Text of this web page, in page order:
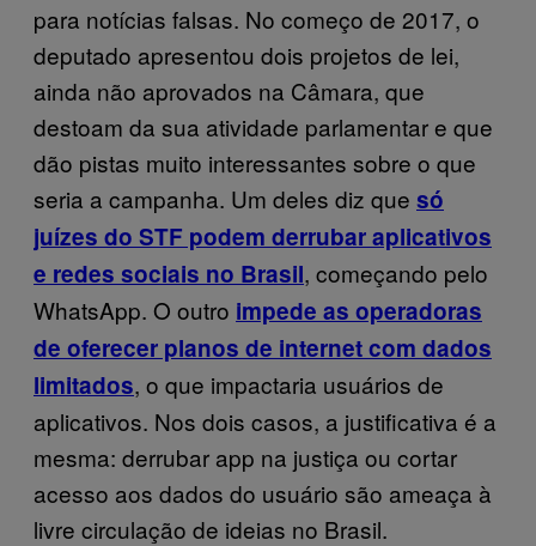
para notícias falsas. No começo de 2017, o
deputado apresentou dois projetos de lei,
ainda não aprovados na Câmara, que
destoam da sua atividade parlamentar e que
dão pistas muito interessantes sobre o que
seria a campanha. Um deles diz que só
juízes do STF podem derrubar aplicativos
e redes sociais no Brasil, começando pelo
WhatsApp. O outro impede as operadoras
de oferecer planos de internet com dados
limitados, o que impactaria usuários de
aplicativos. Nos dois casos, a justificativa é a
mesma: derrubar app na justiça ou cortar
acesso aos dados do usuário são ameaça à
livre circulação de ideias no Brasil.